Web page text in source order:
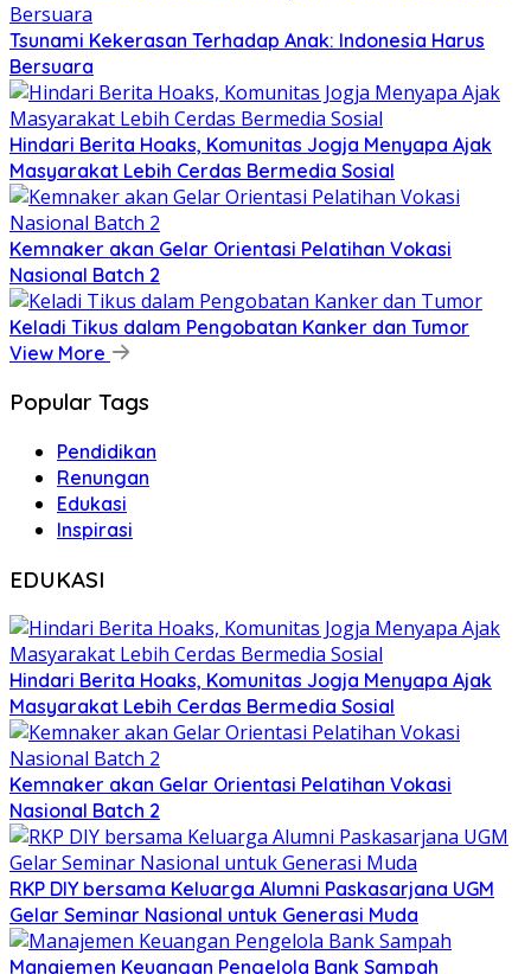
Tsunami Kekerasan Terhadap Anak: Indonesia Harus
Bersuara
Hindari Berita Hoaks, Komunitas Jogja Menyapa Ajak
Masyarakat Lebih Cerdas Bermedia Sosial
Kemnaker akan Gelar Orientasi Pelatihan Vokasi
Nasional Batch 2
Keladi Tikus dalam Pengobatan Kanker dan Tumor
View More
Popular Tags
Pendidikan
Renungan
Edukasi
Inspirasi
EDUKASI
Hindari Berita Hoaks, Komunitas Jogja Menyapa Ajak
Masyarakat Lebih Cerdas Bermedia Sosial
Kemnaker akan Gelar Orientasi Pelatihan Vokasi
Nasional Batch 2
RKP DIY bersama Keluarga Alumni Paskasarjana UGM
Gelar Seminar Nasional untuk Generasi Muda
Manajemen Keuangan Pengelola Bank Sampah